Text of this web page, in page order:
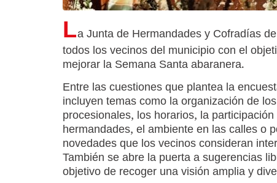
La Junta de Hermandades y Cofradías
todos los vecinos del municipio con el
mejorar la Semana Santa abaranera.
Entre las cuestiones que plantea la
incluyen temas como la organización de
procesionales, los horarios, la
hermandades, el ambiente en las calles o
novedades que los vecinos consideran
También se abre la puerta a sugerencias
objetivo de recoger una visión amplia y